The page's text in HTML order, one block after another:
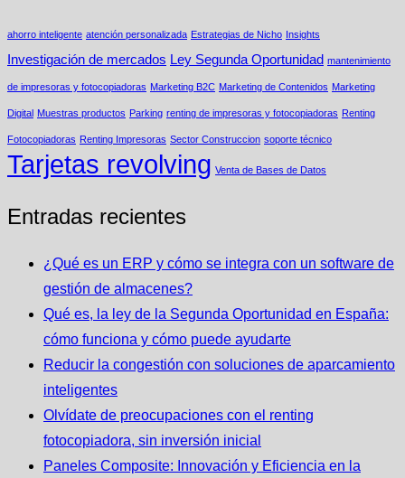
ahorro inteligente atención personalizada Estrategias de Nicho Insights
Investigación de mercados Ley Segunda Oportunidad mantenimiento
de impresoras y fotocopiadoras Marketing B2C Marketing de Contenidos Marketing
Digital Muestras productos Parking renting de impresoras y fotocopiadoras Renting
Fotocopiadoras Renting Impresoras Sector Construccion soporte técnico
Tarjetas revolving Venta de Bases de Datos
Entradas recientes
¿Qué es un ERP y cómo se integra con un software de
gestión de almacenes?
Qué es, la ley de la Segunda Oportunidad en España:
cómo funciona y cómo puede ayudarte
Reducir la congestión con soluciones de aparcamiento
inteligentes
Olvídate de preocupaciones con el renting
fotocopiadora, sin inversión inicial
Paneles Composite: Innovación y Eficiencia en la